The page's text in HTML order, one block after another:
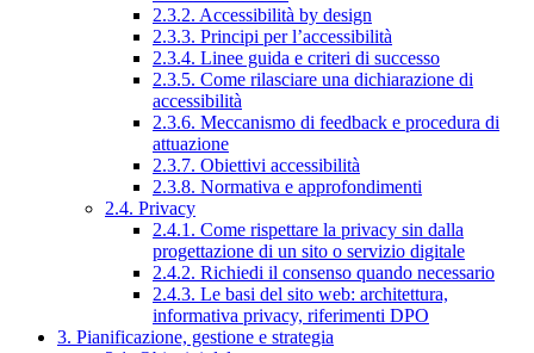
2.3.2. Accessibilità by design
2.3.3. Principi per l’accessibilità
2.3.4. Linee guida e criteri di successo
2.3.5. Come rilasciare una dichiarazione di
accessibilità
2.3.6. Meccanismo di feedback e procedura di
attuazione
2.3.7. Obiettivi accessibilità
2.3.8. Normativa e approfondimenti
2.4. Privacy
2.4.1. Come rispettare la privacy sin dalla
progettazione di un sito o servizio digitale
2.4.2. Richiedi il consenso quando necessario
2.4.3. Le basi del sito web: architettura,
informativa privacy, riferimenti DPO
3. Pianificazione, gestione e strategia